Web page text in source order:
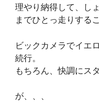
理やり納得して、し
までひとっ走りする
ビックカメラでイエ
続行。
もちろん、快調にス
が、、、